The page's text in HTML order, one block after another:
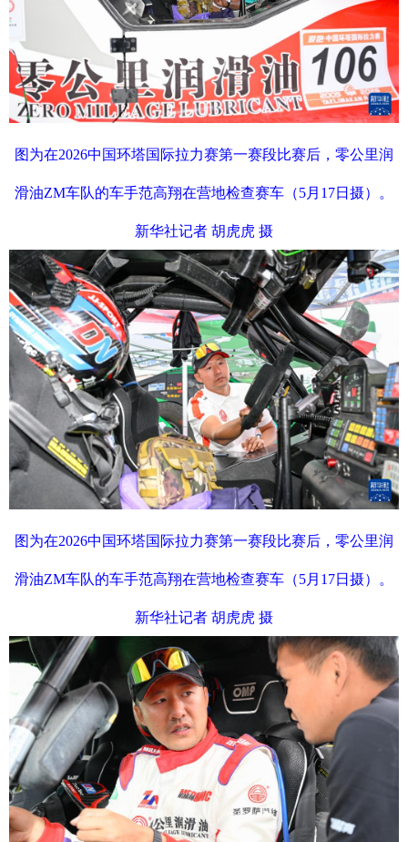
图为在2026中国环塔国际拉力赛第一赛段比赛后，零公里润
滑油ZM车队的车手范高翔在营地检查赛车（5月17日摄）。
新华社记者 胡虎虎 摄
图为在2026中国环塔国际拉力赛第一赛段比赛后，零公里润
滑油ZM车队的车手范高翔在营地检查赛车（5月17日摄）。
新华社记者 胡虎虎 摄